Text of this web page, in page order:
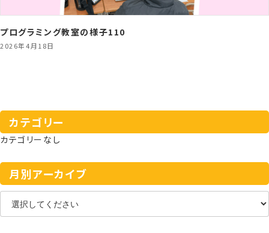
プログラミング教室の様子110
2026年4月18日
カテゴリー
カテゴリーなし
月別アーカイブ